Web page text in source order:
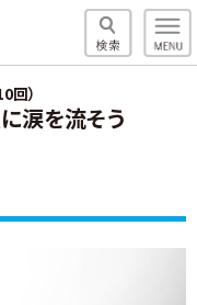
回）
涙を流そう